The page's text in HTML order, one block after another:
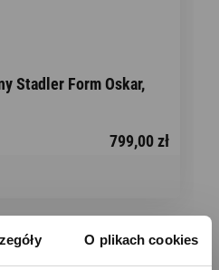
O plikach cookies
Stadler Form Oskar,
799,00 zł